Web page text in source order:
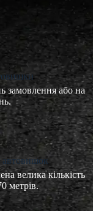
замовлення або на
автовишок
велика кількість
метрів.